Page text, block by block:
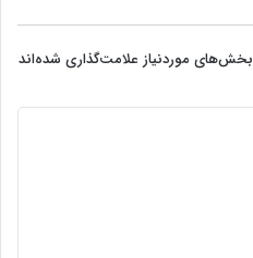
بخش‌های موردنیاز علامت‌گذاری شده‌اند